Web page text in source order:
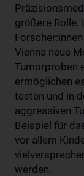
größere Rolle.
Vienna neue
Tumorproben
ermöglichen
testen und in
aggressiven
Beispiel für
vor allem
werden.